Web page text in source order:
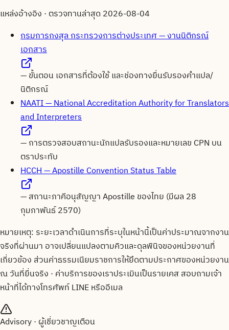
แหล่งอ้างอิง · ตรวจทานล่าสุด 2026-08-04
กรมการกงสุล กระทรวงการต่างประเทศ — งานนิติกรณ์
เอกสาร
—ขั้นตอน เอกสารที่ต้องใช้ และช่องทางยื่นรับรองคำแปล/
นิติกรณ์
NAATI — National Accreditation Authority for Translators
and Interpreters
—การตรวจสอบสถานะนักแปลรับรองและหมายเลข CPN บน
ตราประทับ
HCCH — Apostille Convention Status Table
—สถานะภาคีอนุสัญญา Apostille ของไทย (มีผล 28
กุมภาพันธ์ 2570)
หมายเหตุ: ระยะเวลาดำเนินการที่ระบุในหน้านี้เป็นค่าประมาณจากงาน
จริงที่ผ่านมา อาจเปลี่ยนแปลงตามคิวและดุลพินิจของหน่วยงานที่
เกี่ยวข้อง ส่วนค่าธรรมเนียมราชการให้ยึดตามประกาศของหน่วยงาน
ณ วันที่ยื่นจริง · ค่าบริการของเราประเมินเป็นรายเคส สอบถามเจ้า
หน้าที่ได้ทางโทรศัพท์ LINE หรืออีเมล
Advisory · ผู้เชี่ยวชาญเตือน